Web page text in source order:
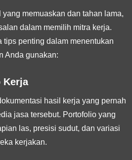
memuaskan dan tahan lama,
dalam memilih mitra kerja.
tips penting dalam menentukan
Anda gunakan:
Kerja
hasil kerja yang pernah
jasa tersebut. Portofolio yang
las, presisi sudut, dan variasi
kerjakan.